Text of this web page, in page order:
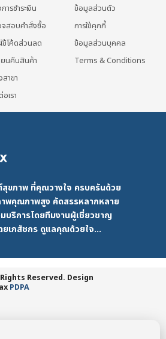
ารชำระเงิน
จสอบคำสั่งซื้อ
ช้โค้ดส่วนลด
ยนคืนสินค้า
าขา
เรา
ข้อมูลส่วนตัว
การใช้คุกกี้
ข้อมูลส่วนบุคคล
Terms & Conditions
ขภาพ ที่คุณวางใจ ครบครันด้วย
พคุณภาพสูง คัดสรรหลากหลาย
บริการโดยทีมงานผู้เชี่ยวชาญ
ยเภสัชกร ดูแลคุณด้วยใจ...
Reserved. Design
PDPA